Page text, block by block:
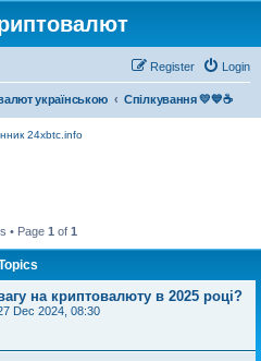
Login
Register
українською Спілкування 💛💙☕
• Page 1 of 1
на криптовалюту в 2025 році?
Dec 2024, 08:30